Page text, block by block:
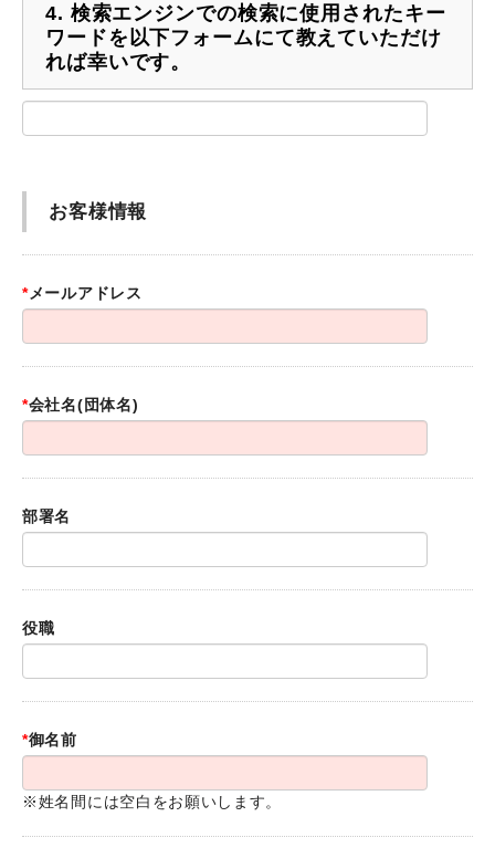
4. 検索エンジンでの検索に使用されたキー
ワードを以下フォームにて教えていただけ
れば幸いです。
お客様情報
*メールアドレス
*会社名(団体名)
部署名
役職
*御名前
※姓名間には空白をお願いします。